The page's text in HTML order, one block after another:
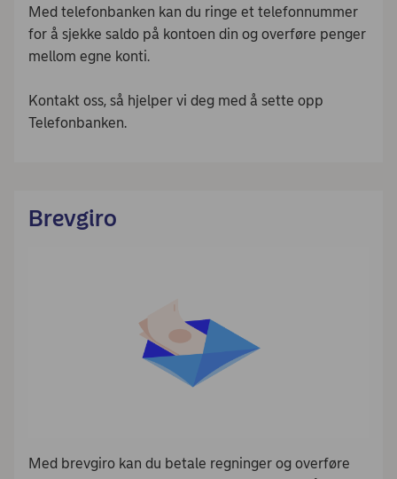
Med telefonbanken kan du ringe et telefonnummer
for å sjekke saldo på kontoen din og overføre penger
mellom egne konti.
Kontakt oss, så hjelper vi deg med å sette opp
Telefonbanken.
Brevgiro
Med brevgiro kan du betale regninger og overføre